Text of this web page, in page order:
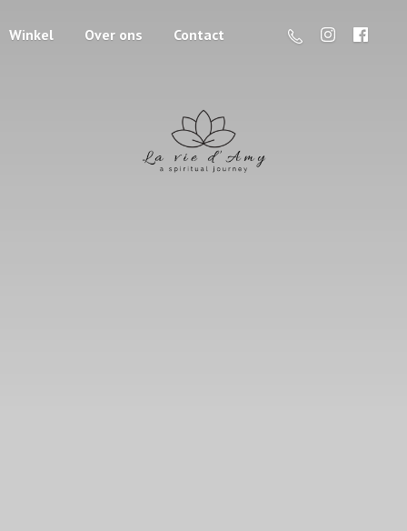
Winkel Over ons Contact